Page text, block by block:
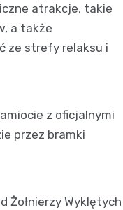
atrakcje, takie
a także
ze strefy relaksu i
z oficjalnymi
przez bramki
Żołnierzy Wyklętych